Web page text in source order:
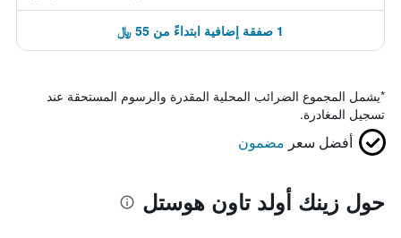
1 صفقة إضافية ابتداءً من 55 ﷼
*يشمل المجموع الضرائب المحلية المقدرة والرسوم المستحقة عند
تسجيل المغادرة.
أفضل سعر مضمون
حول زينك أولد تاون هوستل